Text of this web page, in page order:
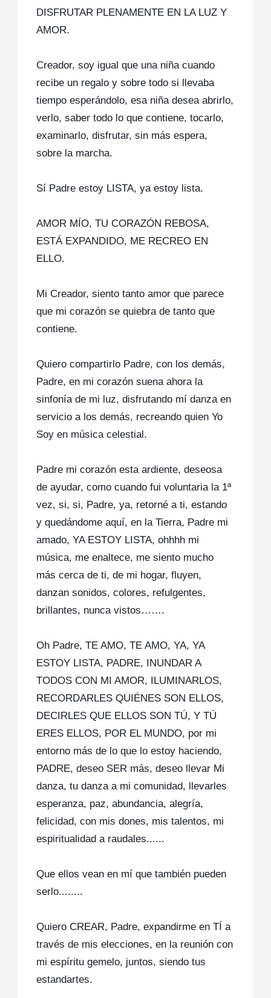
DISFRUTAR PLENAMENTE EN LA LUZ Y
AMOR.
Creador, soy igual que una niña cuando
recibe un regalo y sobre todo si llevaba
tiempo esperándolo, esa niña desea abrirlo,
verlo, saber todo lo que contiene, tocarlo,
examinarlo, disfrutar, sin más espera,
sobre la marcha.
Sí Padre estoy LISTA, ya estoy lista.
AMOR MÍO, TU CORAZÓN REBOSA,
ESTÁ EXPANDIDO, ME RECREO EN
ELLO.
Mi Creador, siento tanto amor que parece
que mi corazón se quiebra de tanto que
contiene.
Quiero compartirlo Padre, con los demás,
Padre, en mi corazón suena ahora la
sinfonía de mi luz, disfrutando mí danza en
servicio a los demás, recreando quien Yo
Soy en música celestial.
Padre mi corazón esta ardiente, deseosa
de ayudar, como cuando fui voluntaria la 1ª
vez, si, si, Padre, ya, retorné a ti, estando
y quedándome aquí, en la Tierra, Padre mi
amado, YA ESTOY LISTA, ohhhh mi
música, me enaltece, me siento mucho
más cerca de ti, de mi hogar, fluyen,
danzan sonidos, colores, refulgentes,
brillantes, nunca vistos…….
Oh Padre, TE AMO, TE AMO, YA, YA
ESTOY LISTA, PADRE, INUNDAR A
TODOS CON MI AMOR, ILUMINARLOS,
RECORDARLES QUIÉNES SON ELLOS,
DECIRLES QUE ELLOS SON TÚ, Y TÚ
ERES ELLOS, POR EL MUNDO, por mi
entorno más de lo que lo estoy haciendo,
PADRE, deseo SER más, deseo llevar Mi
danza, tu danza a mi comunidad, llevarles
esperanza, paz, abundancia, alegría,
felicidad, con mis dones, mis talentos, mi
espiritualidad a raudales......
Que ellos vean en mí que también pueden
serlo........
Quiero CREAR, Padre, expandirme en TÍ a
través de mis elecciones, en la reunión con
mi espíritu gemelo, juntos, siendo tus
estandartes.